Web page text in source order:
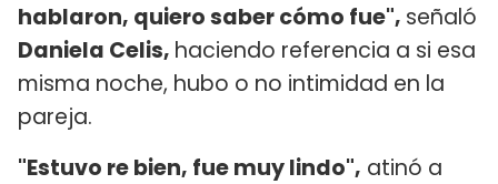
hablaron, quiero saber cómo fue", señaló
Daniela Celis, haciendo referencia a si esa
misma noche, hubo o no intimidad en la
pareja.
"Estuvo re bien, fue muy lindo", atinó a